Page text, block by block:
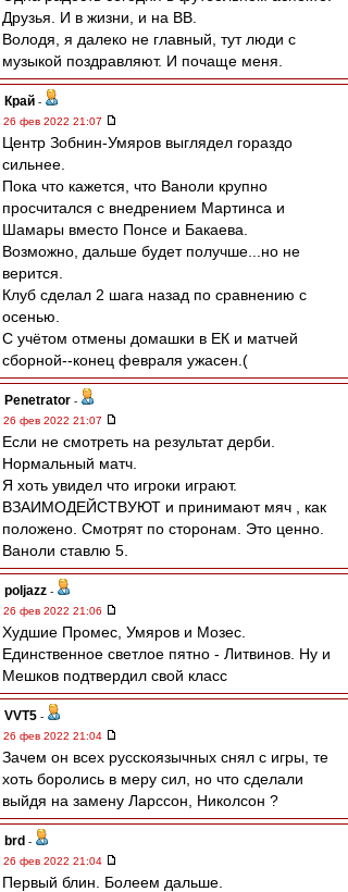
Друзья. И в жизни, и на ВВ.
Володя, я далеко не главный, тут люди с
музыкой поздравляют. И почаще меня.
Край -
26 фев 2022 21:07
Центр Зобнин-Умяров выглядел гораздо
сильнее.
Пока что кажется, что Ваноли крупно
просчитался с внедрением Мартинса и
Шамары вместо Понсе и Бакаева.
Возможно, дальше будет получше...но не
верится.
Клуб сделал 2 шага назад по сравнению с
осенью.
С учётом отмены домашки в ЕК и матчей
сборной--конец февраля ужасен.(
Penetrator -
26 фев 2022 21:07
Если не смотреть на результат дерби.
Нормальный матч.
Я хоть увидел что игроки играют.
ВЗАИМОДЕЙСТВУЮТ и принимают мяч , как
положено. Смотрят по сторонам. Это ценно.
Ваноли ставлю 5.
poljazz -
26 фев 2022 21:06
Худшие Промес, Умяров и Мозес.
Единственное светлое пятно - Литвинов. Ну и
Мешков подтвердил свой класс
VVT5 -
26 фев 2022 21:04
Зачем он всех русскоязычных снял с игры, те
хоть боролись в меру сил, но что сделали
выйдя на замену Ларссон, Николсон ?
brd -
26 фев 2022 21:04
Первый блин. Болеем дальше.